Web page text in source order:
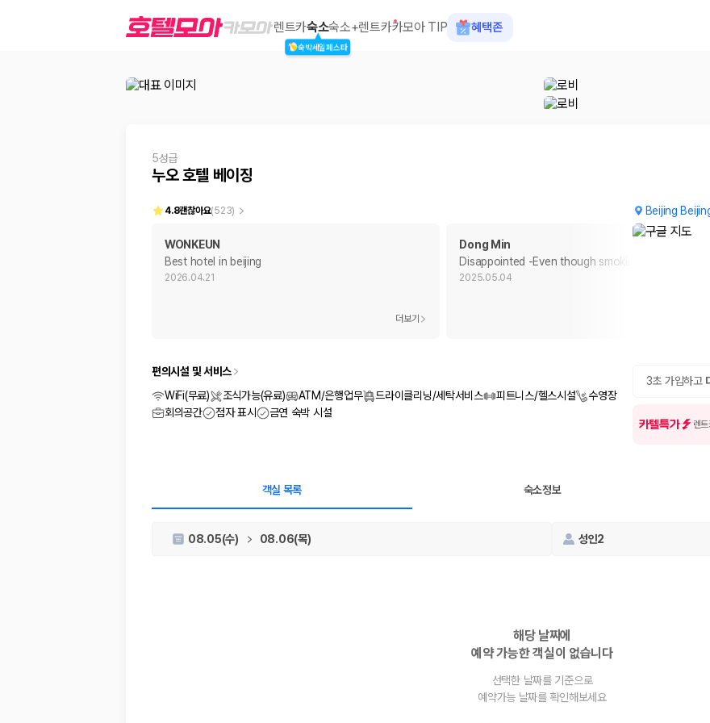
누오 호텔 베이징
제주렌트카 가격비교는 카모아에서 한 번에
경차, 소형, 준중형, 중형, SUV, 승합차 등 여행 인원에 맞는 차종별 가격을 비교합니다.
일반자차, 완전자차, 슈퍼자차의 면책금과 보상 한도를 비교합니다.
제주공항 인수 조건 비교:셔틀 이동, 인수 위치, 반납 편의성을 함께 확인합니다.
비교 후 원하는 차량을 바로 예약할 수 있습니다.
1. 단순 최저가가 아니라 실제 결제 조건을 비교하세요
제주렌트카 최저가는 차량 기본요금만으로 판단하기 어렵습니다. 보험 포함 여부, 면책금, 보상 한도, 옵션 비용, 취소 수수료를 함께 확인해야 실
렌트카숙소
숙박세일페스타
숙소+렌트카카모아 TIP 혜택존
5성급
누오 호텔 베이징
Beijing
4.8괜찮아요(523)
WONKEUN
Best hotel in beijing
2026.04.21
더보기
Dong Min
Disappointed -Even though smoking was banned
2025.05.04
3초 가입하고
카텔특가 렌
편의시설 및 서비스
WiFi(무료)
조식가능(유료) ATM/은행업무 드라이클리닝/세탁서비스 피트니스/헬스시설
수영장
회의공간
점자 표시 금연 숙박 시설
객실 목록 숙소정보
08.05(수) 08.06(목) 성인2
해당 날짜에
예약 가능한 객실이 없습니다
선택한 날짜를 기준으로
예약가능 날짜를 확인해보세요